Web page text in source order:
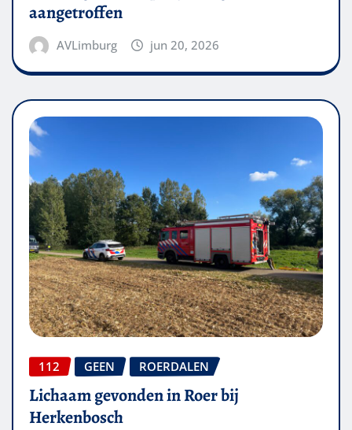
aangetroffen
AVLimburg jun 20, 2026
112 GEEN ROERDALEN
Lichaam gevonden in Roer bij
Herkenbosch